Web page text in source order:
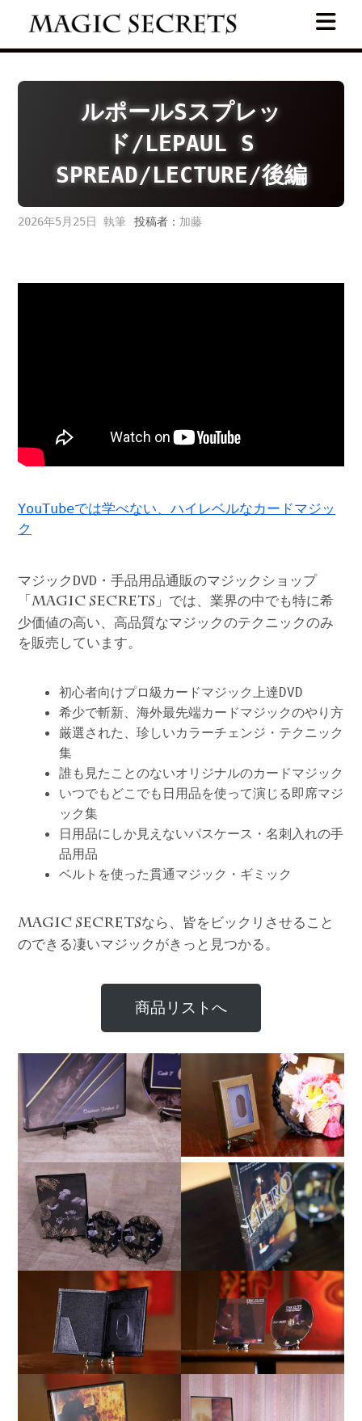
ルポールSスプレッ
ド/LEPAUL S
SPREAD/LECTURE/後編
2026年5月25日 投稿者： 加藤
YouTubeでは学べない、ハイレベルなカードマジッ
ク
マジックDVD・手品用品通販のマジックショップ
「 MAGIC SECRETS 」では、業界の中でも特に希
少価値の高い、高品質なマジックのテクニックのみ
を販売しています。
初心者向けプロ級カードマジック上達DVD
希少で斬新、海外最先端カードマジックのやり方
厳選された、珍しいカラーチェンジ・テクニック
集
誰も見たことのないオリジナルのカードマジック
いつでもどこでも日用品を使って演じる即席マジ
ック集
日用品にしか見えないパスケース・名刺入れの手
品用品
ベルトを使った貫通マジック・ギミック
MAGIC SECRETSなら、皆をビックリさせること
のできる凄いマジックがきっと見つかる。
商品リストへ